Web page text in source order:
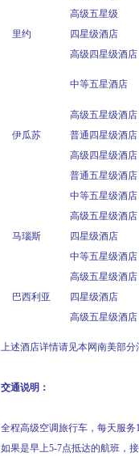
高级五星级
里约
四星级酒店
高级四星级酒店
中等五星酒店
高级五星级酒店
伊瓜苏
普通四星级酒店
高级四星级酒店
普通五星级酒店
中等五星级酒店
高级五星级酒店
马瑙斯
四星级酒店
中等五星级酒店
高级五星级酒店
巴西利亚
四星级酒店
高级五星级酒店
上述酒店详情请见本网南美部分
交通说明：
全程高级空调旅行车，每天服
如果是早上5-7点抵达的航班，